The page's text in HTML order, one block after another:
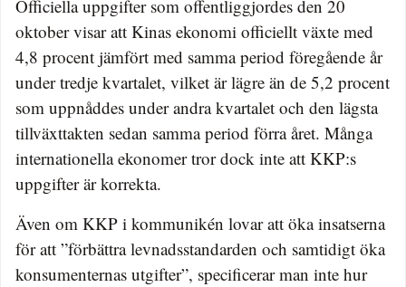
Officiella uppgifter som offentliggjordes den 20
oktober visar att Kinas ekonomi officiellt växte med
4,8 procent jämfört med samma period föregående år
under tredje kvartalet, vilket är lägre än de 5,2 procent
som uppnåddes under andra kvartalet och den lägsta
tillväxttakten sedan samma period förra året. Många
internationella ekonomer tror dock inte att KKP:s
uppgifter är korrekta.
Även om KKP i kommunikén lovar att öka insatserna
för att ”förbättra levnadsstandarden och samtidigt öka
konsumenternas utgifter”, specificerar man inte hur